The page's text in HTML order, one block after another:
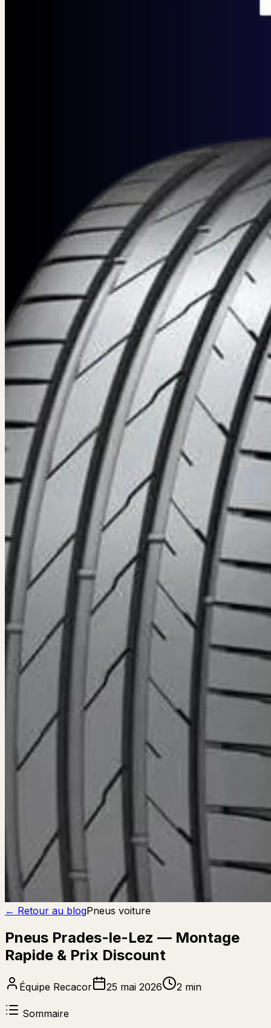
← Retour au blogPneus voiture
Pneus Prades-le-Lez — Montage
Rapide & Prix Discount
Équipe Recacor 25 mai 2026 2 min
Sommaire